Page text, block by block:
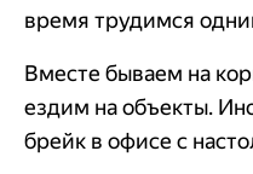
время трудимся
Вместе бываем на
ездим на объекты.
брейк в офисе с